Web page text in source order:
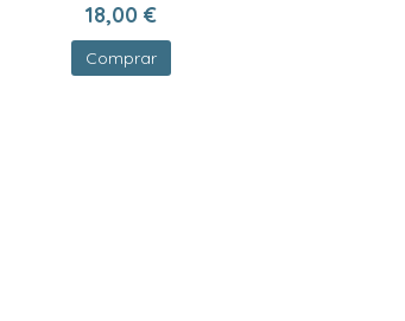
18,00 €
Comprar